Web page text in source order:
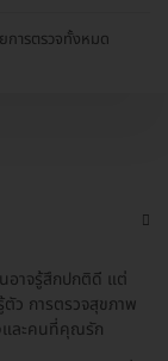
การตรวจทั้งหมด
อาจรู้สึกปกติดี แต่
ตัว การตรวจสุขภาพ
และคนที่คุณรัก